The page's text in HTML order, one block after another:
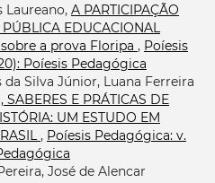
Laureano, A PARTICIPAÇÃO
EDUCACIONAL
a prova Floripa , Poíesis
Poíesis Pedagógica
Silva Júnior, Luana Ferreira
SABERES E PRÁTICAS DE
UM ESTUDO EM
, Poíesis Pedagógica: v.
José de Alencar